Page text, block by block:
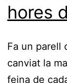
hores
Fa un parell
canviat la
feina de